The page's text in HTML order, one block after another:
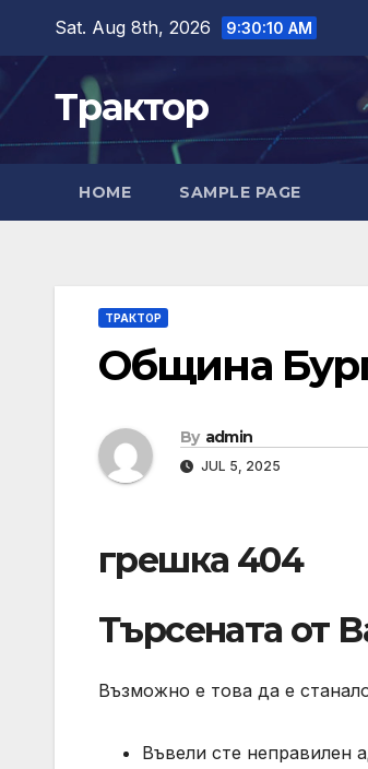
content
Sat. Aug 8th, 2026 9:30:10 AM
Трактор
HOME SAMPLE PAGE
ТРАКТОР
Община
By admin
JUL 5, 2025
грешка 404
Търсената от
Възможно е това да е
Въвели сте неправилен